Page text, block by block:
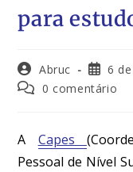
para
Abruc 6
0 comentário
A Capes
Pessoal de Nível